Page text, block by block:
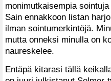
monimutkaisempia
Sain ennakkoon listan
ilman sointumerkintöjä.
mutta onneksi minulla on
naureskelee.
Entäpä kitarasi tällä